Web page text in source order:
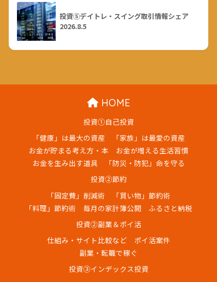
投資⑤デイトレ・スイング取引情報シェア
2026.8.5
HOME
投資①自己投資
「健康」は最大の資産
「家族」は最愛の資産
お金が貯まる考え方・本
お金が増える生活習慣
お金を生み出す道具
「防災・防犯」命を守る
投資②節約
「固定費」削減術
「買い物」節約術
「料理」節約術
毎月の家計簿公開
ふるさと納税
投資②副業＆ポイ活
仕組み・サイト比較など
ポイ活案件
副業・転職で稼ぐ
投資③インデックス投資